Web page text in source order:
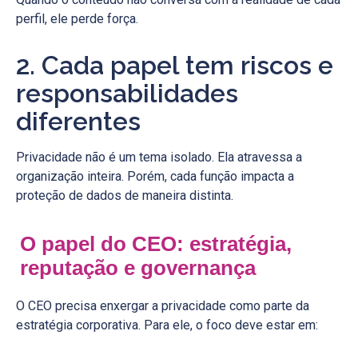
perfil, ele perde força.
2. Cada papel tem riscos e
responsabilidades
diferentes
Privacidade não é um tema isolado. Ela atravessa a
organização inteira. Porém, cada função impacta a
proteção de dados de maneira distinta.
O papel do CEO: estratégia,
reputação e governança
O CEO precisa enxergar a privacidade como parte da
estratégia corporativa. Para ele, o foco deve estar em: